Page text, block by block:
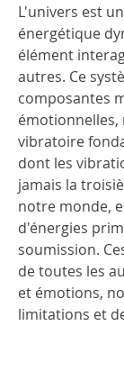
L'univers est
énergétique
élément
autres. Ce
composantes
vibratoire
dont les
jamais la
notre monde,
d'énergies
soumission.
de toutes les
et émotions,
limitations et